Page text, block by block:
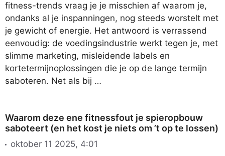
fitness-trends vraag je je misschien af waarom je,
ondanks al je inspanningen, nog steeds worstelt met
je gewicht of energie. Het antwoord is verrassend
eenvoudig: de voedingsindustrie werkt tegen je, met
slimme marketing, misleidende labels en
kortetermijnoplossingen die je op de lange termijn
saboteren. Net als bij …
Waarom deze ene fitnessfout je spieropbouw
saboteert (en het kost je niets om ’t op te lossen)
oktober 11 2025, 4:01